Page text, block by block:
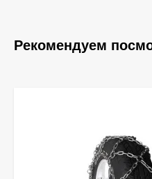
Рекомендуем